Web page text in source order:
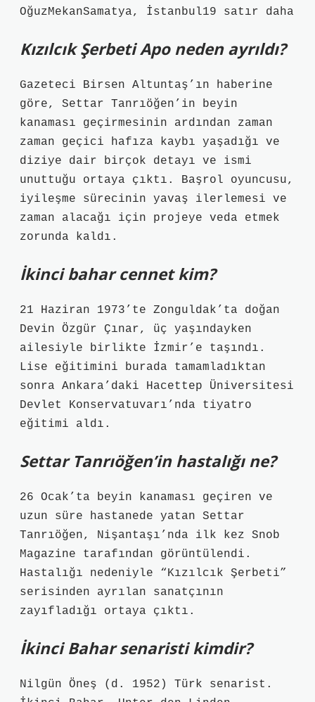
OğuzMekanSamatya, İstanbul19 satır daha
Kızılcık Şerbeti Apo neden ayrıldı?
Gazeteci Birsen Altuntaş’ın haberine
göre, Settar Tanrıöğen’in beyin
kanaması geçirmesinin ardından zaman
zaman geçici hafıza kaybı yaşadığı ve
diziye dair birçok detayı ve ismi
unuttuğu ortaya çıktı. Başrol oyuncusu,
iyileşme sürecinin yavaş ilerlemesi ve
zaman alacağı için projeye veda etmek
zorunda kaldı.
İkinci bahar cennet kim?
21 Haziran 1973’te Zonguldak’ta doğan
Devin Özgür Çınar, üç yaşındayken
ailesiyle birlikte İzmir’e taşındı.
Lise eğitimini burada tamamladıktan
sonra Ankara’daki Hacettep Üniversitesi
Devlet Konservatuvarı’nda tiyatro
eğitimi aldı.
Settar Tanrıöğen’in hastalığı ne?
26 Ocak’ta beyin kanaması geçiren ve
uzun süre hastanede yatan Settar
Tanrıöğen, Nişantaşı’nda ilk kez Snob
Magazine tarafından görüntülendi.
Hastalığı nedeniyle “Kızılcık Şerbeti”
serisinden ayrılan sanatçının
zayıfladığı ortaya çıktı.
İkinci Bahar senaristi kimdir?
Nilgün Öneş (d. 1952) Türk senarist.